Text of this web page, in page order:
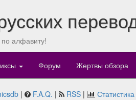
алфавиту!
Форум Жертвы обзора
| F.A.Q. | RSS | Статистика